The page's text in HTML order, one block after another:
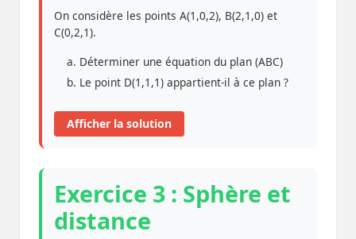
On considère les points A(1,0,2), B(2,1,0) et
C(0,2,1).
Déterminer une équation du plan (ABC)
Le point D(1,1,1) appartient-il à ce plan ?
Afficher la solution
Exercice 3 : Sphère et
distance